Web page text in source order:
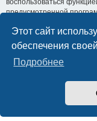
Этот сайт
обеспечения
Подробнее
воспользоваться
предусмотренной
необходимо ввести
программное
вашей учётной записи.
Создано на